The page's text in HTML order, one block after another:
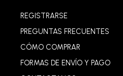
REGISTRARSE
PREGUNTAS FRECUENTES
CÓMO COMPRAR
FORMAS DE ENVÍO Y PAGO